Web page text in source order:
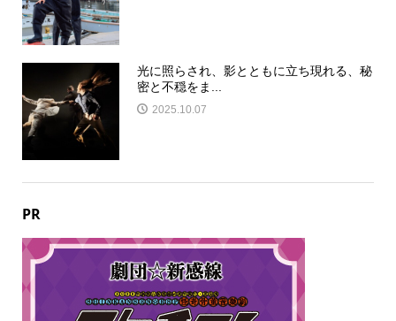
光に照らされ、影とともに立ち現れる、秘
密と不穏をま...
2025.10.07
PR